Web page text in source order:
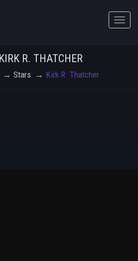
Toggle
R. THATCHER
Stars Kirk R. Thatcher